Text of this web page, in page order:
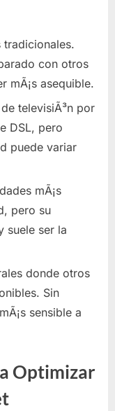
tradicionales.
con otros
mÃ¡s asequible.
televisiÃ³n por
DSL, pero
puede variar
mÃ¡s
pero su
suele ser la
donde otros
Sin
sensible a
Optimizar